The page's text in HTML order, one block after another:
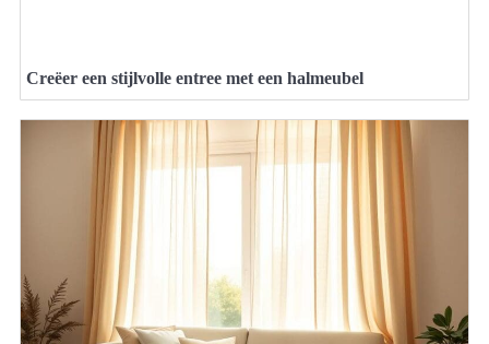
Creëer een stijlvolle entree met een halmeubel